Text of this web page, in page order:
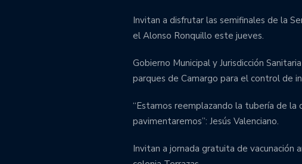
Invitan a disfrutar las semifinales de la
el Alonso Ronquillo este jueves.
Gobierno Municipal y Jurisdicción
parques de Camargo para el control de
“Estamos reemplazando la tubería de
pavimentaremos”: Jesús Valenciano.
Invitan a jornada gratuita de vacunación